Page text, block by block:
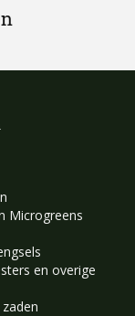
Microgreens
en overige